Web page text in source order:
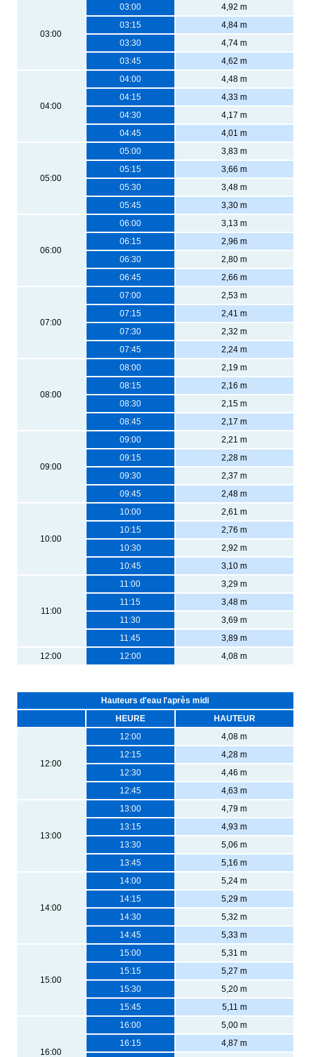
03:00
03:00
4,92 m
03:15
4,84 m
03:30
4,74 m
03:45
4,62 m
04:00
04:00
4,48 m
04:15
4,33 m
04:30
4,17 m
04:45
4,01 m
05:00
05:00
3,83 m
05:15
3,66 m
05:30
3,48 m
05:45
3,30 m
06:00
06:00
3,13 m
06:15
2,96 m
06:30
2,80 m
06:45
2,66 m
07:00
07:00
2,53 m
07:15
2,41 m
07:30
2,32 m
07:45
2,24 m
08:00
08:00
2,19 m
08:15
2,16 m
08:30
2,15 m
08:45
2,17 m
09:00
09:00
2,21 m
09:15
2,28 m
09:30
2,37 m
09:45
2,48 m
10:00
10:00
2,61 m
10:15
2,76 m
10:30
2,92 m
10:45
3,10 m
11:00
11:00
3,29 m
11:15
3,48 m
11:30
3,69 m
11:45
3,89 m
12:00
12:00 4,08 m
Hauteurs d'eau l'après midi
HEURE
HAUTEUR
12:00
12:00
4,08 m
12:15
4,28 m
12:30
4,46 m
12:45
4,63 m
13:00
13:00
4,79 m
13:15
4,93 m
13:30
5,06 m
13:45
5,16 m
14:00
14:00
5,24 m
14:15
5,29 m
14:30
5,32 m
14:45
5,33 m
15:00
15:00
5,31 m
15:15
5,27 m
15:30
5,20 m
15:45
5,11 m
16:00
16:00
5,00 m
16:15
4,87 m